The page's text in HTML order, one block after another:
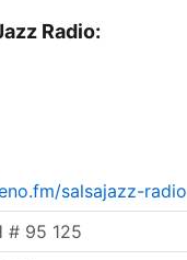
Radio:
salsajazz-radio
# 95 125